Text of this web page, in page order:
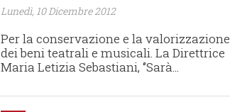
Lunedì, 10 Dicembre 2012
Per la conservazione e la valorizzazione
dei beni teatrali e musicali. La Direttrice
Maria Letizia Sebastiani, ‘’Sarà...